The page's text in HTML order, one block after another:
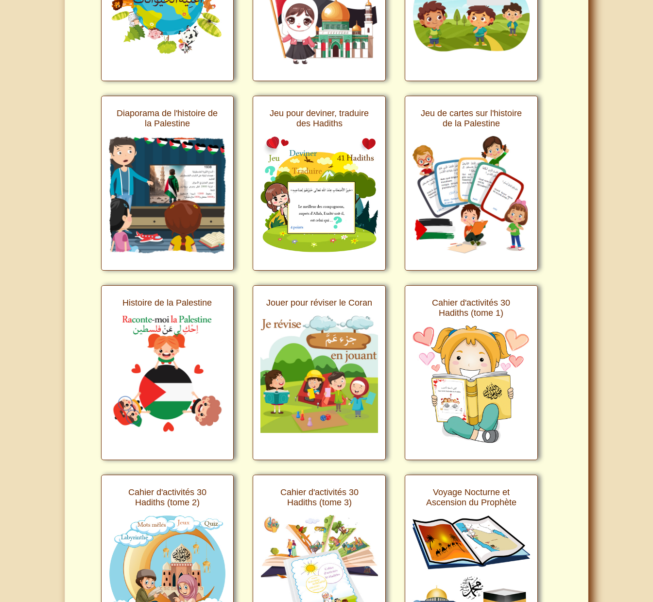
Diaporama de l'histoire de
la Palestine
Jeu pour deviner, traduire
des Hadiths
Jeu de cartes sur l'histoire
de la Palestine
Histoire de la Palestine Jouer pour réviser le Coran
Cahier d'activités 30
Hadiths (tome 1)
Cahier d'activités 30
Hadiths (tome 2)
Cahier d'activités 30
Hadiths (tome 3)
Voyage Nocturne et
Ascension du Prophète